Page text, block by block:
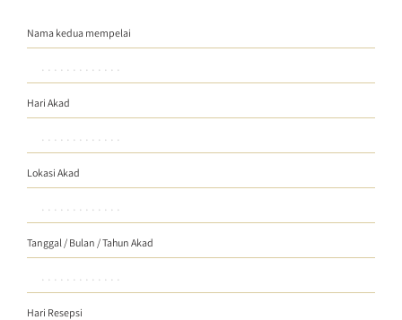
Nama kedua mempelai
Hari Akad
Lokasi Akad
Tanggal / Bulan / Tahun Akad
Hari Resepsi